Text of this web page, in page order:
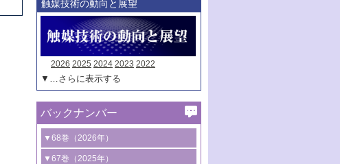
触媒技術の動向と展望
2026 2025 2024 2023 2022
▼…さらに表示する
バックナンバー
▼68巻（2026年）
1号 過酸化水素合成に関する研究動向
▼67巻（2025年）